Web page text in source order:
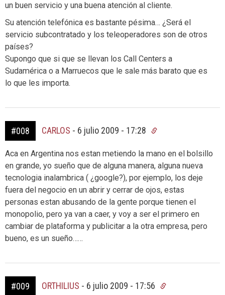
un buen servicio y una buena atención al cliente.
Su atención telefónica es bastante pésima… ¿Será el
servicio subcontratado y los teleoperadores son de otros
países?
Supongo que si que se llevan los Call Centers a
Sudamérica o a Marruecos que le sale más barato que es
lo que les importa.
#008 CARLOS - 6 julio 2009 - 17:28
Aca en Argentina nos estan metiendo la mano en el bolsillo
en grande, yo sueño que de alguna manera, alguna nueva
tecnologia inalambrica ( ¿google?), por ejemplo, los deje
fuera del negocio en un abrir y cerrar de ojos, estas
personas estan abusando de la gente porque tienen el
monopolio, pero ya van a caer, y voy a ser el primero en
cambiar de plataforma y publicitar a la otra empresa, pero
bueno, es un sueño……
#009 ORTHILIUS - 6 julio 2009 - 17:56